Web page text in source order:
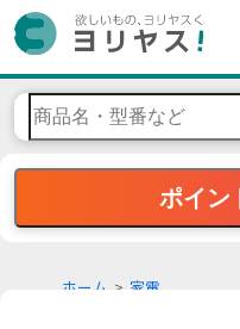
ポイン
ホーム 家電